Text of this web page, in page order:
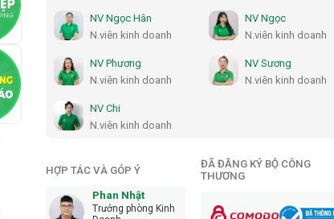
NV Ngọc Hân
N.viên kinh doanh
NV Ngọc
N.viên kinh doanh
NV Phương
N.viên kinh doanh
NV Sương
N.viên kinh doanh
NV Chi
N.viên kinh doanh
HỢP TÁC VÀ GÓP Ý
Phan Nhật
Trưởng phòng Kinh
ĐÃ ĐĂNG KÝ BỘ CÔNG
THƯƠNG